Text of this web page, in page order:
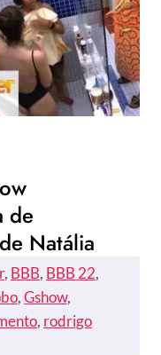
de
Natália
, BBB, BBB 22
, Gshow
, rodrigo